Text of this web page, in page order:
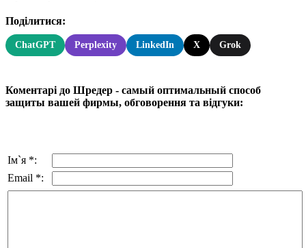
Поділитися:
ChatGPT Perplexity LinkedIn X Grok
Коментарі до Шредер - самый оптимальный способ
защиты вашей фирмы, обговорення та відгуки:
Ім`я *:
Email *: